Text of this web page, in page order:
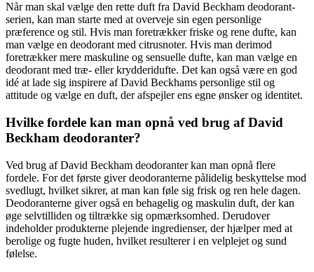
Når man skal vælge den rette duft fra David Beckham deodorant-
serien, kan man starte med at overveje sin egen personlige
præference og stil. Hvis man foretrækker friske og rene dufte, kan
man vælge en deodorant med citrusnoter. Hvis man derimod
foretrækker mere maskuline og sensuelle dufte, kan man vælge en
deodorant med træ- eller krydderidufte. Det kan også være en god
idé at lade sig inspirere af David Beckhams personlige stil og
attitude og vælge en duft, der afspejler ens egne ønsker og identitet.
Hvilke fordele kan man opnå ved brug af David
Beckham deodoranter?
Ved brug af David Beckham deodoranter kan man opnå flere
fordele. For det første giver deodoranterne pålidelig beskyttelse mod
svedlugt, hvilket sikrer, at man kan føle sig frisk og ren hele dagen.
Deodoranterne giver også en behagelig og maskulin duft, der kan
øge selvtilliden og tiltrække sig opmærksomhed. Derudover
indeholder produkterne plejende ingredienser, der hjælper med at
berolige og fugte huden, hvilket resulterer i en velplejet og sund
følelse.